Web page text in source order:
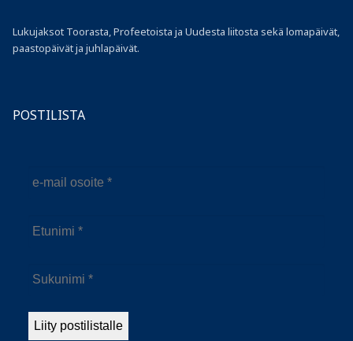
Lukujaksot Toorasta, Profeetoista ja Uudesta liitosta sekä lomapäivät,
paastopäivät ja juhlapäivät.
POSTILISTA